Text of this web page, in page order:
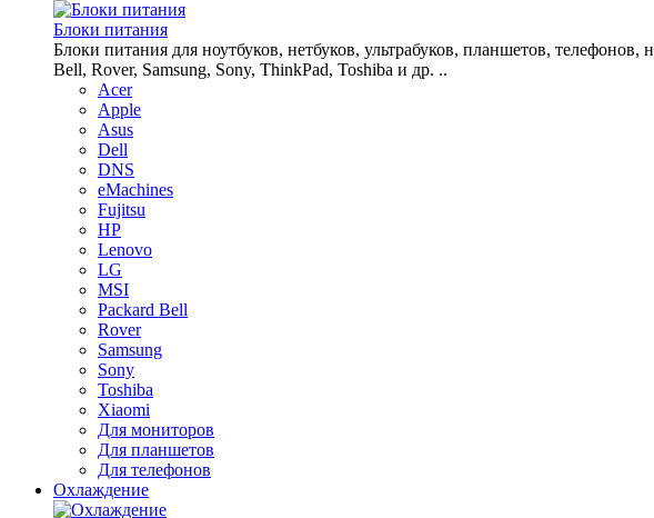
Блоки питания
Блоки питания для ноутбуков, нетбуков, ультрабуков, планшетов,
Bell, Rover, Samsung, Sony, ThinkPad, Toshiba и др. ..
Acer
Apple
Asus
Dell
DNS
eMachines
Fujitsu
HP
Lenovo
LG
MSI
Packard Bell
Rover
Samsung
Sony
Toshiba
Xiaomi
Для мониторов
Для планшетов
Для телефонов
Охлаждение